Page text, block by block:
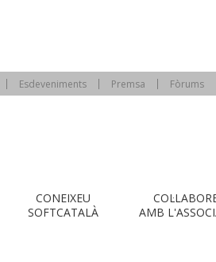
Esdeveniments Premsa Fòrums
CONEIXEU
SOFTCATALÀ
AMB